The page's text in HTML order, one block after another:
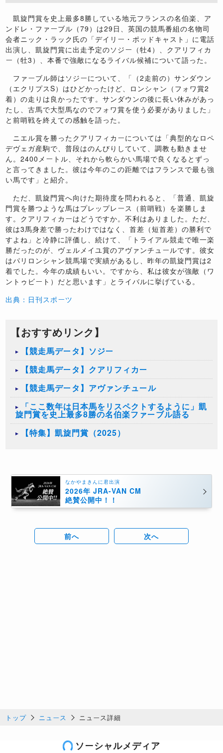
凱旋門賞を史上最多8勝している地元フランスの名伯楽、ア
ンドレ・ファーブル（79）は29日、英国の競馬番組の名物司
会者ニック・ラック氏の「デイリー・ポッドキャスト」に電話
出演し、凱旋門賞に出走予定のソジー（牡4）、クアリフィカ
ー（牡3）、本番で強敵になるライバル候補について語った。
ファーブル師はソジーについて、「（2走前の）サンダウン
（エクリプスS）はひどかったけど、ロンシャン（フォワ賞2
着）の走りは良かったです。サンダウンの後に長い休みがあっ
たし、古馬で大型馬なのでフォワ賞を使う必要がありました」
と前哨戦を終えての感触を語った。
ニエル賞を勝ったクアリフィカーについては「典型的なロペ
デヴェガ産駒で、普段はのんびりしていて、調教も動きませ
ん。2400メートル、それから軟らかい馬場で良くなるとずっ
と言ってきました。彼は今年のこの距離ではフランスで最も強
い馬です」と紹介。
ただ、凱旋門賞へ向けた期待度を問われると、「普通、凱旋
門賞を勝つような馬はプレップレース（前哨戦）を楽勝しま
す。クアリフィカーはどうですか。不利はありました。ただ、
彼は3馬身差で勝ったわけではなく、首差（短首差）の勝利で
すよね」と冷静に評価し、続けて、「トライアル競走で唯一楽
勝だったのが、ヴェルメイユ賞のアヴァンチュールです。彼女
はパリロンシャン競馬場で実績があるし、昨年の凱旋門賞は2
着でした。今年の成績もいい。ですから、私は彼女が強敵（ワ
ントゥビート）だと思います」とライバルに挙げている。
出典：日刊スポーツ
【おすすめリンク】
【競走馬データ】ソジー
【競走馬データ】クアリフィカー
【競走馬データ】アヴァンチュール
「ここ数年は日本馬をリスペクトするように」凱
旋門賞を史上最多8勝の名伯楽ファーブル語る
【特集】凱旋門賞（2025）
なかやまきんに君出演
2026年 JRA-VAN CM
絶賛公開中！！
前へ 次へ
トップ ニュース ニュース詳細
ソーシャルメディア